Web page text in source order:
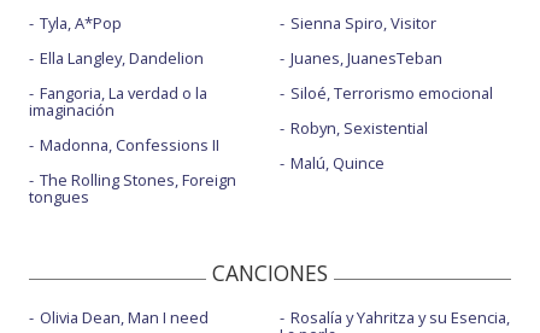
Tyla, A*Pop
Ella Langley, Dandelion
Fangoria, La verdad o la
imaginación
Madonna, Confessions II
The Rolling Stones, Foreign
tongues
Sienna Spiro, Visitor
Juanes, JuanesTeban
Siloé, Terrorismo emocional
Robyn, Sexistential
Malú, Quince
CANCIONES
Olivia Dean, Man I need Rosalía y Yahritza y su Esencia,